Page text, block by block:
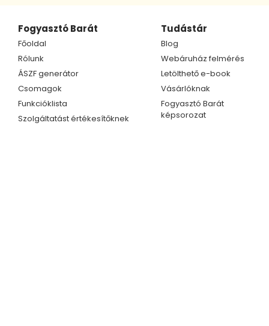
Fogyasztó Barát
Főoldal
Rólunk
ÁSZF generátor
Csomagok
Funkcióklista
Szolgáltatást értékesítőknek
Tudástár
Blog
Webáruház felmérés
Letölthető e-book
Vásárlóknak
Fogyasztó Barát
képsorozat